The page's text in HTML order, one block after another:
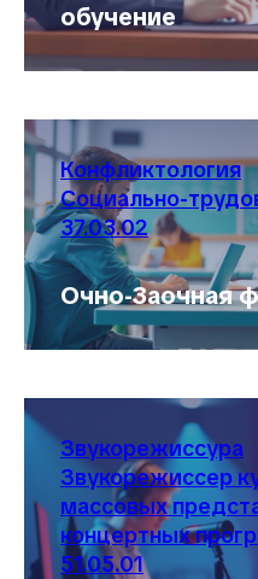
обучение
Конфликтология
Социально-
37.03.02
Очно-Заочная
Звукорежиссура
Звукорежиссер
массовых
концертных
51.05.01